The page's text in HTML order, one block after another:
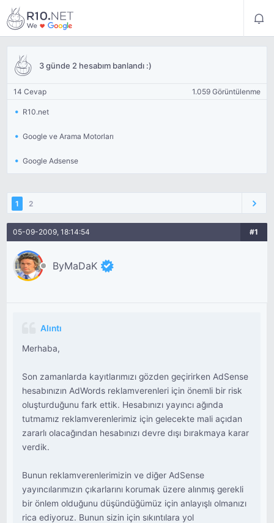
3 günde 2 hesabım banlandı :)
14 Cevap 1.059 Görüntülenme
R10.net
Google ve Arama Motorları
Google Adsense
1 2
05-09-2009, 18:14:54 #1
ByMaDaK
Alıntı
Merhaba,
Son zamanlarda kayıtlarımızı gözden geçirirken AdSense
hesabınızın AdWords reklamverenleri için önemli bir risk
oluşturduğunu fark ettik. Hesabınızı yayıncı ağında
tutmamız reklamverenlerimiz için gelecekte mali açıdan
zararlı olacağından hesabınızı devre dışı bırakmaya karar
verdik.
Bunun reklamverenlerimizin ve diğer AdSense
yayıncılarımızın çıkarlarını korumak üzere alınmış gerekli
bir önlem olduğunu düşündüğümüz için anlayışlı olmanızı
rica ediyoruz. Bunun sizin için sıkıntılara yol